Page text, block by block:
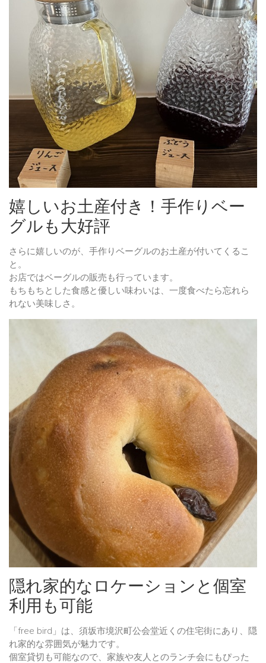
嬉しいお土産付き！手作りベー
グルも大好評
さらに嬉しいのが、手作りベーグルのお土産が付いてくるこ
と。
お店ではベーグルの販売も行っています。
もちもちとした食感と優しい味わいは、一度食べたら忘れら
れない美味しさ。
隠れ家的なロケーションと個室
利用も可能
「free bird」は、須坂市境沢町公会堂近くの住宅街にあり、隠
れ家的な雰囲気が魅力です。
個室貸切も可能なので、家族や友人とのランチ会にもぴった